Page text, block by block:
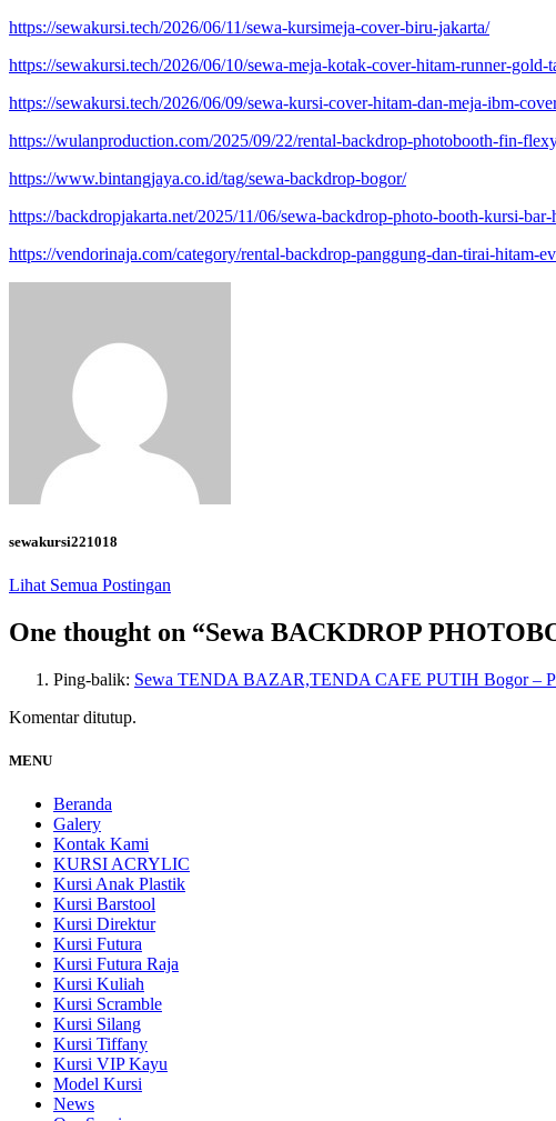
https://sewakursi.tech/2026/06/11/sewa-kursimeja-cover-biru-jakarta/
https://sewakursi.tech/2026/06/10/sewa-meja-kotak-cover-hitam-runner-gold-
https://sewakursi.tech/2026/06/09/sewa-kursi-cover-hitam-dan-meja-ibm-
https://wulanproduction.com/2025/09/22/rental-backdrop-photobooth-fin-
https://www.bintangjaya.co.id/tag/sewa-backdrop-bogor/
https://backdropjakarta.net/2025/11/06/sewa-backdrop-photo-booth-kursi-
https://vendorinaja.com/category/rental-backdrop-panggung-dan-tirai-hitam-
sewakursi221018
Lihat Semua Postingan
One thought on “Sewa BACKDROP
Ping-balik: Sewa TENDA BAZAR,TENDA CAFE PUTIH Bogor –
Komentar ditutup.
MENU
Beranda
Galery
Kontak Kami
KURSI ACRYLIC
Kursi Anak Plastik
Kursi Barstool
Kursi Direktur
Kursi Futura
Kursi Futura Raja
Kursi Kuliah
Kursi Scramble
Kursi Silang
Kursi Tiffany
Kursi VIP Kayu
Model Kursi
News